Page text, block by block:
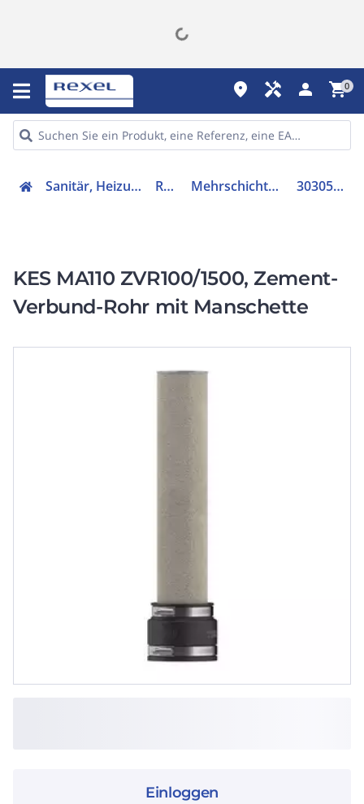
place handyman person shopping_cart0
Sanitär, Heizung, Klima Rohre Mehrschichtrohr glatt 3030517571
KES MA110 ZVR100/1500, Zement-
Verbund-Rohr mit Manschette
Einloggen